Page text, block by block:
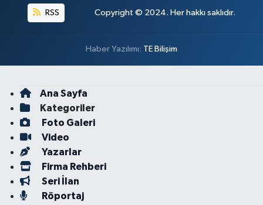
RSS Copyright © 2024. Her hakkı saklıdır.
Haber Yazılımı: TE Bilişim
Ana Sayfa
Kategoriler
Foto Galeri
Video
Yazarlar
Firma Rehberi
Seri İlan
Röportaj